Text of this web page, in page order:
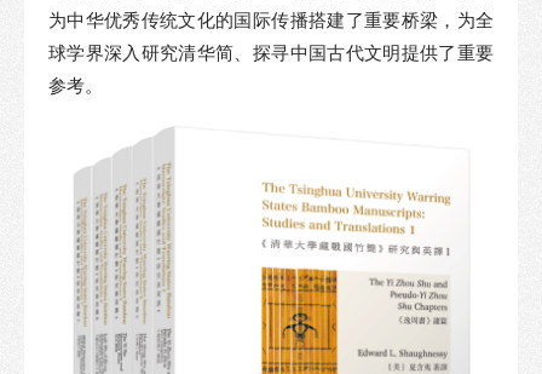
为中华优秀传统文化的国际传播搭建了重要桥梁，为全
球学界深入研究清华简、探寻中国古代文明提供了重要
参考。